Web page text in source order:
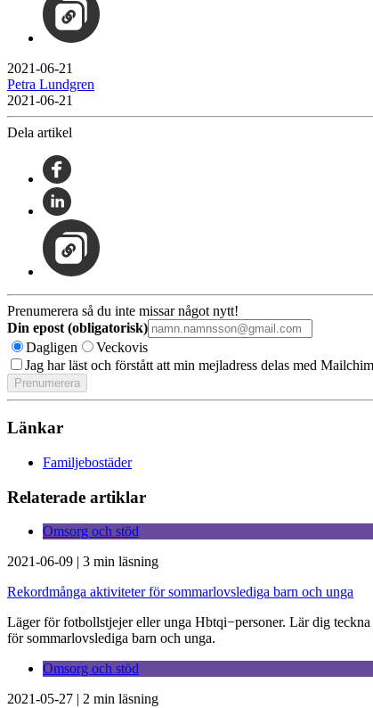
2021-06-21
Petra Lundgren
2021-06-21
Dela artikel
Prenumerera så du inte missar något nytt!
Din epost (obligatorisk)
Dagligen
Veckovis
Jag har läst och förstått att min mejladress delas med
Länkar
Familjebostäder
Relaterade artiklar
Omsorg och stöd
2021-06-09 | 3 min läsning
Rekordmånga aktiviteter för sommarlovslediga barn och unga
Läger för fotbollstjejer eller unga Hbtqi−personer. Lär dig
för sommarlovslediga barn och unga.
Omsorg och stöd
2021-05-27 | 2 min läsning